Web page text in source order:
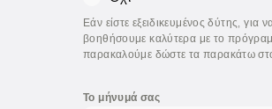
Εάν είστε εξειδικευμένος δύτης, για
βοηθήσουμε καλύτερα με το
παρακαλούμε δώστε τα παρακάτω
Το μήνυμά σας